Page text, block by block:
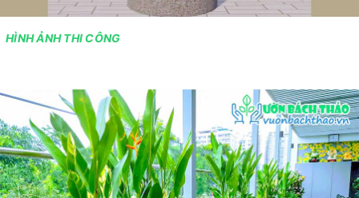
HÌNH ẢNH THI CÔNG